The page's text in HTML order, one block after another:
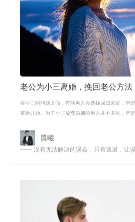
老公为小三离婚，挽回老公方法
在小三的问题上面，有的男人会选择回归家庭，但
重新开始。为了小三放弃婚姻的男人并不多见，但
晨曦
—— 没有无法解决的误会，只有逃避，让